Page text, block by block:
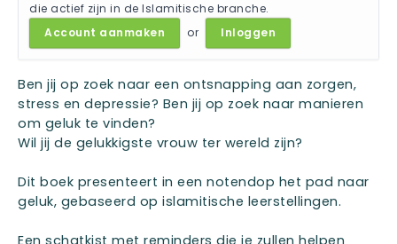
die actief zijn in de Islamitische branche.
Account aanmaken
or Inloggen
Ben jij op zoek naar een ontsnapping aan zorgen,
stress en depressie? Ben jij op zoek naar manieren
om geluk te vinden?
Wil jij de gelukkigste vrouw ter wereld zijn?
Dit boek presenteert in een notendop het pad naar
geluk, gebaseerd op islamitische leerstellingen.